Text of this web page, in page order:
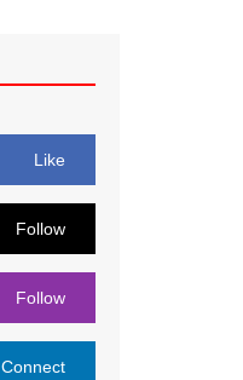
Like
Follow
Follow
Connect